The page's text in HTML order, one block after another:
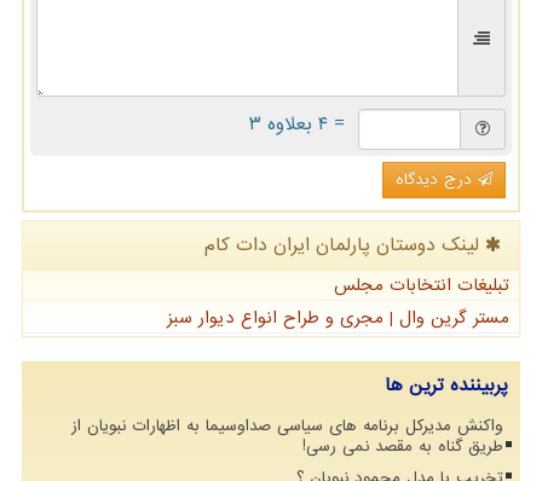
= ۴ بعلاوه ۳
درج دیدگاه
لینک دوستان پارلمان ایران دات كام
تبلیغات انتخابات مجلس
مستر گرین وال | مجری و طراح انواع دیوار سبز
پربیننده ترین ها
واکنش مدیرکل برنامه های سیاسی صداوسیما به اظهارات نبویان از
طریق گناه به مقصد نمی رسی!